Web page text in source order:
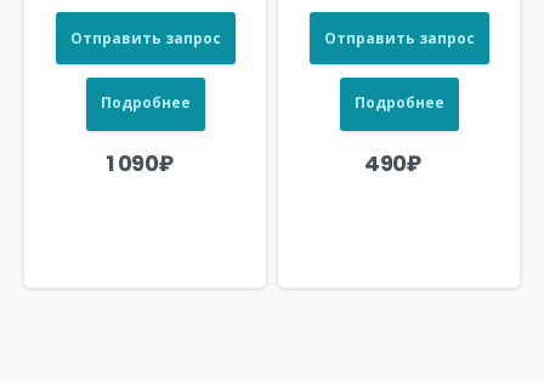
Отправить запрос
Подробнее
1 090₽
Отправить запрос
Подробнее
490₽